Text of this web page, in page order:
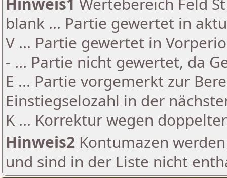
blank ... Partie gewertet in
V ... Partie gewertet in
- ... Partie nicht gewertet, da
E ... Partie vorgemerkt zur
Einstiegselozahl in der
K ... Korrektur wegen
Hinweis2 Kontumazen
und sind in der Liste nicht